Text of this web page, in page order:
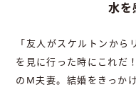
水を
「友人がスケルトンか
を見に行った時にこれだ
のM夫妻。結婚をきっか